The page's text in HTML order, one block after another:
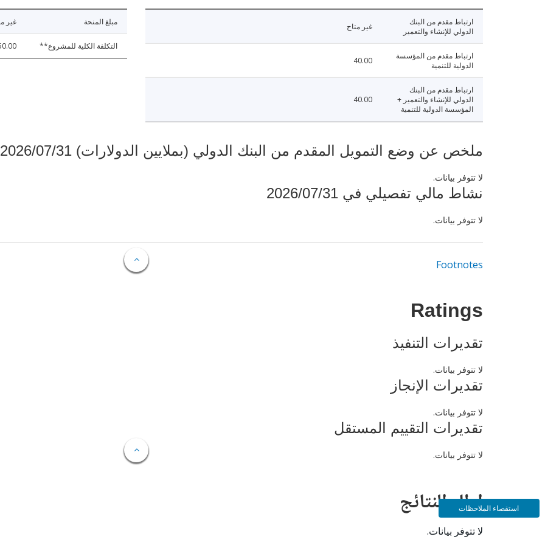
ارتباط مقدم من البنك
الدولي للإنشاء والتعمير
غير متاح
ارتباط مقدم من المؤسسة
الدولية للتنمية
40.00
ارتباط مقدم من البنك
الدولي للإنشاء والتعمير +
المؤسسة الدولية للتنمية
40.00
مبلغ المنحة غير
التكلفة الكلية للمشروع**
ملخص عن وضع التمويل المقدم من البنك الدولي (بملايين الدولارات) 2026/07/31
لا تتوفر بيانات.
نشاط مالي تفصيلي في 2026/07/31
لا تتوفر بيانات.
Footnotes
Ratings
تقديرات التنفيذ
لا تتوفر بيانات.
تقديرات الإنجاز
لا تتوفر بيانات.
تقديرات التقييم المستقل
لا تتوفر بيانات.
إطار النتائج
لا تتوفر بيانات.
استقصاء الملاحظات